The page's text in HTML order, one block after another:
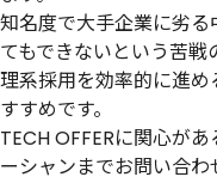
知名度で大手企業に劣
てもできないという苦戦
理系採用を効率的に進め
すすめです。
TECH OFFERに関心が
ーシャンまでお問い合わ